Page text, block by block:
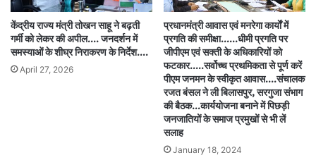
केंद्रीय राज्य मंत्री तोखन साहू ने बढ़ती
गर्मी को लेकर की अपील…. जनदर्शन में
समस्याओं के शीघ्र निराकरण के निर्देश….
April 27, 2026
प्रधानमंत्री आवास एवं मनरेगा कार्याें में
प्रगति की समीक्षा……धीमी प्रगति पर
जीपीएम एवं सक्ती के अधिकारियों को
फटकार…..सर्वोच्च प्रथमिकता से पूर्ण करें
पीएम जनमन के स्वीकृत आवास….संचालक
रजत बंसल ने ली बिलासपुर, सरगुजा संभाग
की बैठक…कार्ययोजना बनाने में पिछड़ी
जनजातियों के समाज प्रमुखों से भी लें
सलाह
January 18, 2024